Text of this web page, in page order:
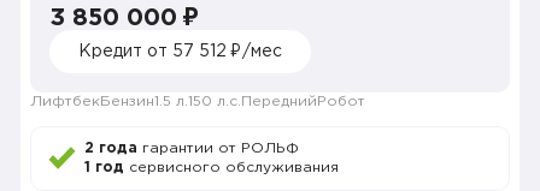
3 850 000 ₽
Кредит от 57 512 ₽/мес
Лифтбек Бензин1.5 л. 150 л.с. Передний Робот
2 года гарантии от РОЛЬФ
1 год сервисного обслуживания